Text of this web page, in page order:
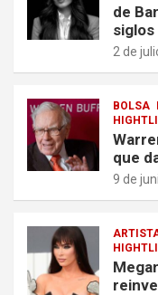
de
2 de
BOLSA
que
9 de